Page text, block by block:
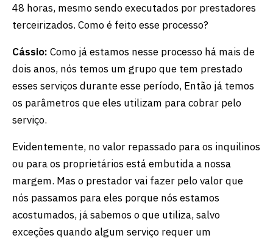
48 horas, mesmo sendo executados por prestadores
terceirizados. Como é feito esse processo?
Cássio: Como já estamos nesse processo há mais de
dois anos, nós temos um grupo que tem prestado
esses serviços durante esse período, Então já temos
os parâmetros que eles utilizam para cobrar pelo
serviço.
Evidentemente, no valor repassado para os inquilinos
ou para os proprietários está embutida a nossa
margem. Mas o prestador vai fazer pelo valor que
nós passamos para eles porque nós estamos
acostumados, já sabemos o que utiliza, salvo
exceções quando algum serviço requer um